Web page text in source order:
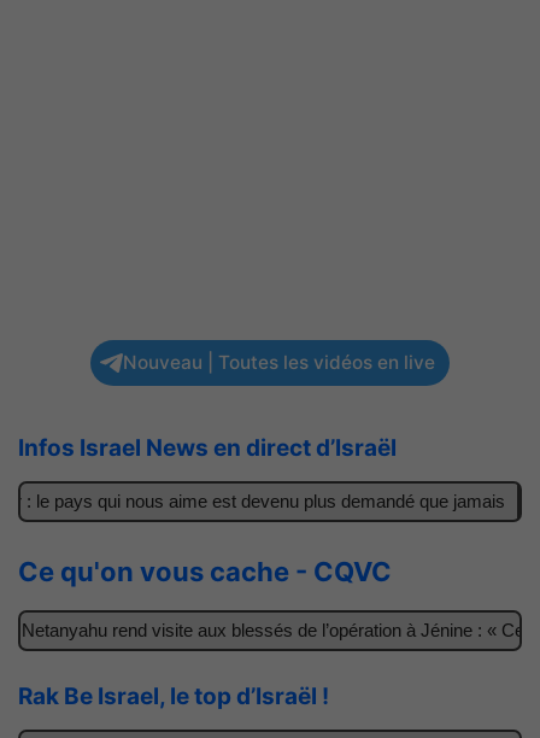
Nouveau | Toutes les vidéos en live
Infos Israel News en direct d’Israël
le pays qui nous aime est devenu plus demandé que jamais
Ce qu'on vous cache - CQVC
rend visite aux blessés de l’opération à Jénine : « Ces
Rak Be Israel, le top d’Israël !